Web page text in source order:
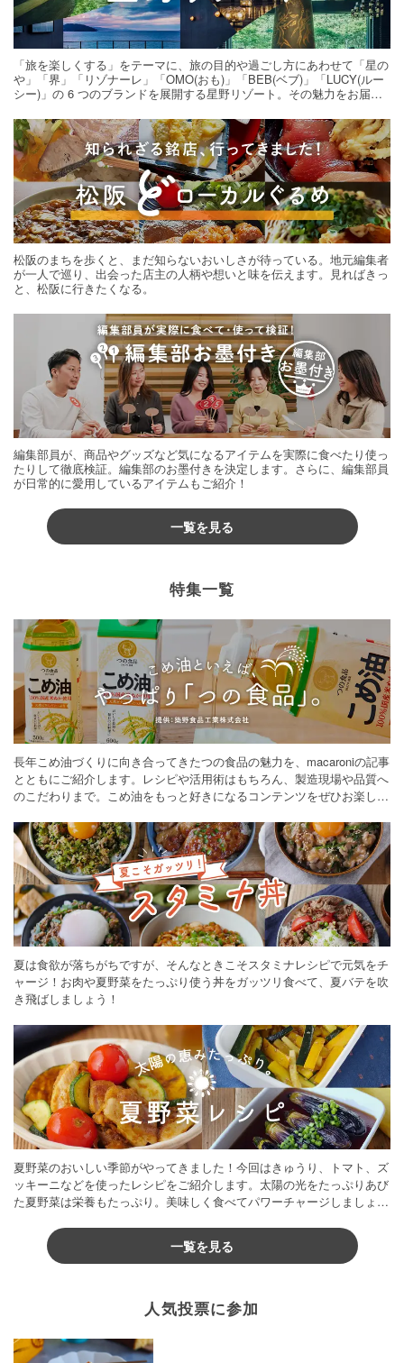
「旅を楽しくする」をテーマに、旅の目的や過ごし方にあわせて「星の
や」「界」「リゾナーレ」「OMO(おも)」「BEB(ベブ)」「LUCY(ルー
シー)」の 6 つのブランドを展開する星野リゾート。その魅力をお届け
松阪のまちを歩くと、まだ知らないおいしさが待っている。地元編集者
が一人で巡り、出会った店主の人柄や想いと味を伝えます。見ればきっ
と、松阪に行きたくなる。
編集部員が、商品やグッズなど気になるアイテムを実際に食べたり使っ
たりして徹底検証。編集部のお墨付きを決定します。さらに、編集部員
が日常的に愛用しているアイテムもご紹介！
一覧を見る
特集一覧
長年こめ油づくりに向き合ってきたつの食品の魅力を、macaroniの記事
とともにご紹介します。レシピや活用術はもちろん、製造現場や品質へ
のこだわりまで。こめ油をもっと好きになるコンテンツをぜひお楽しみ
夏は食欲が落ちがちですが、そんなときこそスタミナレシピで元気をチ
ャージ！お肉や夏野菜をたっぷり使う丼をガッツリ食べて、夏バテを吹
き飛ばしましょう！
夏野菜のおいしい季節がやってきました！今回はきゅうり、トマト、ズ
ッキーニなどを使ったレシピをご紹介します。太陽の光をたっぷりあび
た夏野菜は栄養もたっぷり。美味しく食べてパワーチャージしましょう
一覧を見る
人気投票に参加